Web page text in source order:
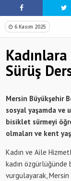
6 Kasım 2025
Sürüş
Mersin Büyükşehir
sosyal yaşamda ve
bisiklet sürmeyi
olmaları ve kent
Kadın ve Aile
kadın
vurgulayarak,